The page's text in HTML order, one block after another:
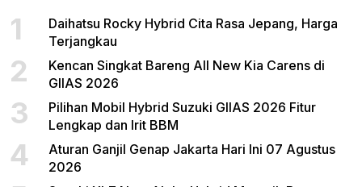
1
Daihatsu Rocky Hybrid Cita Rasa Jepang, Harga
Terjangkau
2
Kencan Singkat Bareng All New Kia Carens di
GIIAS 2026
3
Pilihan Mobil Hybrid Suzuki GIIAS 2026 Fitur
Lengkap dan Irit BBM
4
Aturan Ganjil Genap Jakarta Hari Ini 07 Agustus
2026